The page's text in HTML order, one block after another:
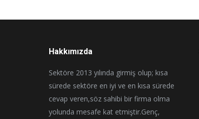
Hakkımızda
Sektöre 2013 yılında girmiş olup; kısa
sürede sektöre en iyi ve en kısa sürede
cevap veren,söz sahibi bir firma olma
yolunda mesafe kat etmiştir.Genç,